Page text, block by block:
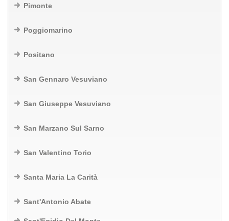
Pimonte
Poggiomarino
Positano
San Gennaro Vesuviano
San Giuseppe Vesuviano
San Marzano Sul Sarno
San Valentino Torio
Santa Maria La Carità
Sant'Antonio Abate